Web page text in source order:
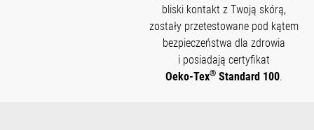
bliski kontakt z Twoją skórą,
zostały przetestowane pod kątem
bezpieczeństwa dla zdrowia
i posiadają certyfikat
Standard 100.